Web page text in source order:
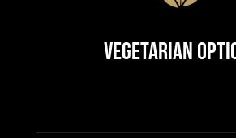
Vegetarian